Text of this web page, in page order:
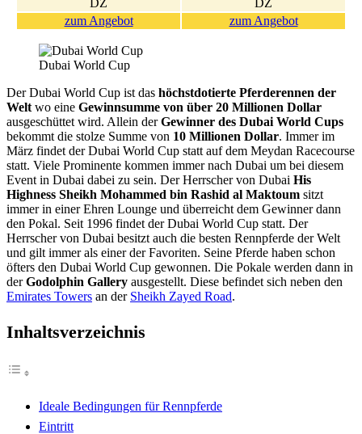
zum Angebot
zum Angebot
Dubai World Cup
Der Dubai World Cup ist das höchstdotierte Pferderennen der
Welt wo eine Gewinnsumme von über 20 Millionen Dollar
ausgeschüttet wird. Allein derGewinner des Dubai World Cups
bekommt die stolze Summe von 10 Millionen Dollar. Immer im
März findet der Dubai World Cup statt auf dem Meydan Racecourse
statt. Viele Prominente kommen immer nach Dubai um bei diesem
Event in Dubai dabei zu sein. Der Herrscher von Dubai His
Highness Sheikh Mohammed bin Rashid al Maktoum sitzt
immer in einer Ehren Lounge und überreicht dem Gewinner dann
den Pokal. Seit 1996 findet der Dubai World Cup statt. Der
Herrscher von Dubai besitzt auch die besten Rennpferde der Welt
und gilt immer als einer der Favoriten. Seine Pferde haben schon
öfters den Dubai World Cup gewonnen. Die Pokale werden dann in
derGodolphin Gallery ausgestellt. Diese befindet sich neben den
Emirates Towers an der Sheikh Zayed Road.
Inhaltsverzeichnis
Ideale Bedingungen für Rennpferde
Eintritt